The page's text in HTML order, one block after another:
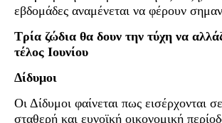
εβδομάδες αναμένεται να φέρουν
Τρία ζώδια θα δουν την τύχη να
τέλος Ιουνίου
Δίδυμοι
Οι Δίδυμοι φαίνεται πως εισέρχονται
σταθερή και ευνοϊκή οικονομική